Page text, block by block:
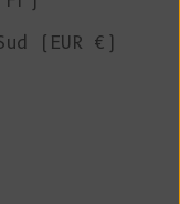
(EUR €)